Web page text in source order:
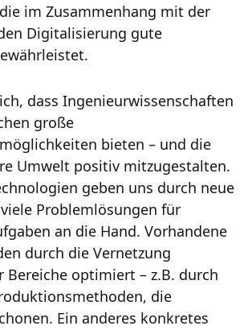
im Zusammenhang mit der
Digitalisierung gute
dass Ingenieurwissenschaften
große
bieten – und die
Umwelt positiv mitzugestalten.
geben uns durch neue
Problemlösungen für
an die Hand. Vorhandene
durch die Vernetzung
Bereiche optimiert – z.B. durch
die
Ein anderes konkretes